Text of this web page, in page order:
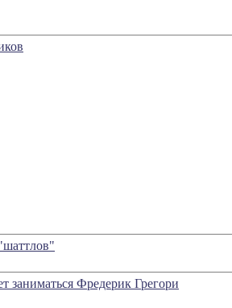
заниматься Фредерик Грегори